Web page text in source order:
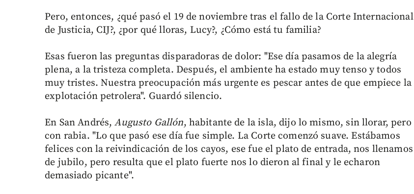
Pero, entonces, ¿qué pasó el 19 de noviembre tras el fallo de la Corte Internacional
de Justicia, CIJ?, ¿por qué lloras, Lucy?, ¿Cómo está tu familia?
Esas fueron las preguntas disparadoras de dolor: "Ese día pasamos de la alegría
plena, a la tristeza completa. Después, el ambiente ha estado muy tenso y todos
muy tristes. Nuestra preocupación más urgente es pescar antes de que empiece la
explotación petrolera". Guardó silencio.
En San Andrés,Augusto Gallón, habitante de la isla, dijo lo mismo, sin llorar, pero
con rabia. "Lo que pasó ese día fue simple. La Corte comenzó suave. Estábamos
felices con la reivindicación de los cayos, ese fue el plato de entrada, nos llenamos
de jubilo, pero resulta que el plato fuerte nos lo dieron al final y le echaron
demasiado picante".